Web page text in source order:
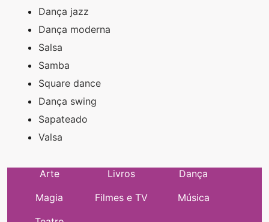
Dança jazz
Dança moderna
Salsa
Samba
Square dance
Dança swing
Sapateado
Valsa
Arte Livros
Dança
Magia
Filmes e TV
Música